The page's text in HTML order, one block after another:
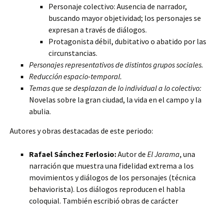
Personaje colectivo: Ausencia de narrador,
buscando mayor objetividad; los personajes se
expresan a través de diálogos.
Protagonista débil, dubitativo o abatido por las
circunstancias.
Personajes representativos de distintos grupos sociales.
Reducción espacio-temporal.
Temas que se desplazan de lo individual a lo colectivo:
Novelas sobre la gran ciudad, la vida en el campo y la
abulia.
Autores y obras destacadas de este periodo:
Rafael Sánchez Ferlosio:Autor de El Jarama, una
narración que muestra una fidelidad extrema a los
movimientos y diálogos de los personajes (técnica
behaviorista). Los diálogos reproducen el habla
coloquial. También escribió obras de carácter